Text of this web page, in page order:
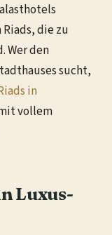
die zu
Wer den
sucht,
in
vollem
Luxus-